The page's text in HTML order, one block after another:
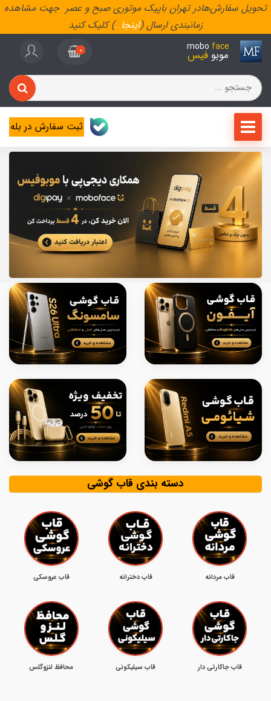
تحویل سفارش‌هادر تهران باپیک موتوری صبح و عصر جهت مشاهده
زمانبندی ارسال (اینجا..) کلیک کنید
mobo face
موبو فیس 0
ثبت سفارش در بله
دسته بندی قاب گوشی
قاب مردانه قاب دخترانه قاب عروسکی
قاب جاکارتی دار قاب سیلیکونی محافظ لنزوگلس